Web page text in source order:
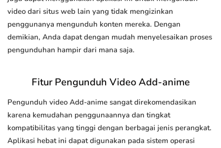
video dari situs web lain yang tidak mengizinkan
penggunanya mengunduh konten mereka. Dengan
demikian, Anda dapat dengan mudah menyelesaikan proses
pengunduhan hampir dari mana saja.
Fitur Pengunduh Video Add-anime
Pengunduh video Add-anime sangat direkomendasikan
karena kemudahan penggunaannya dan tingkat
kompatibilitas yang tinggi dengan berbagai jenis perangkat.
Aplikasi hebat ini dapat digunakan pada sistem operasi